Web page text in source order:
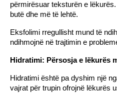
përmirësuar teksturën e
butë dhe më të lehtë.
Eksfolimi rregullisht mund të
ndihmojnë në trajtimin e
Hidratimi: Përsosja e lëkurës
Hidratimi është pa dyshim një
vajrat për trupin ofrojnë lëkurës